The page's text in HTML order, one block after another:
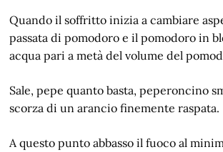
Quando il soffritto inizia a cambiare
passata di pomodoro e il pomodoro in
acqua pari a metà del volume del
Sale, pepe quanto basta, peperoncino
scorza di un arancio finemente raspata.
A questo punto abbasso il fuoco al